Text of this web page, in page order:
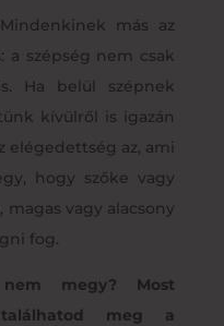
más az
a szépség nem csak
Ha belül szépnek
kívülről is igazán
elégedettség az, ami
hogy szőke vagy
vagy alacsony
fog.
megy? Most
meg a